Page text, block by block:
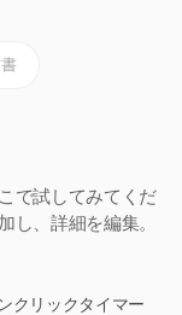
で試してみてくだ
し、詳細を編集。
クリックタイマー